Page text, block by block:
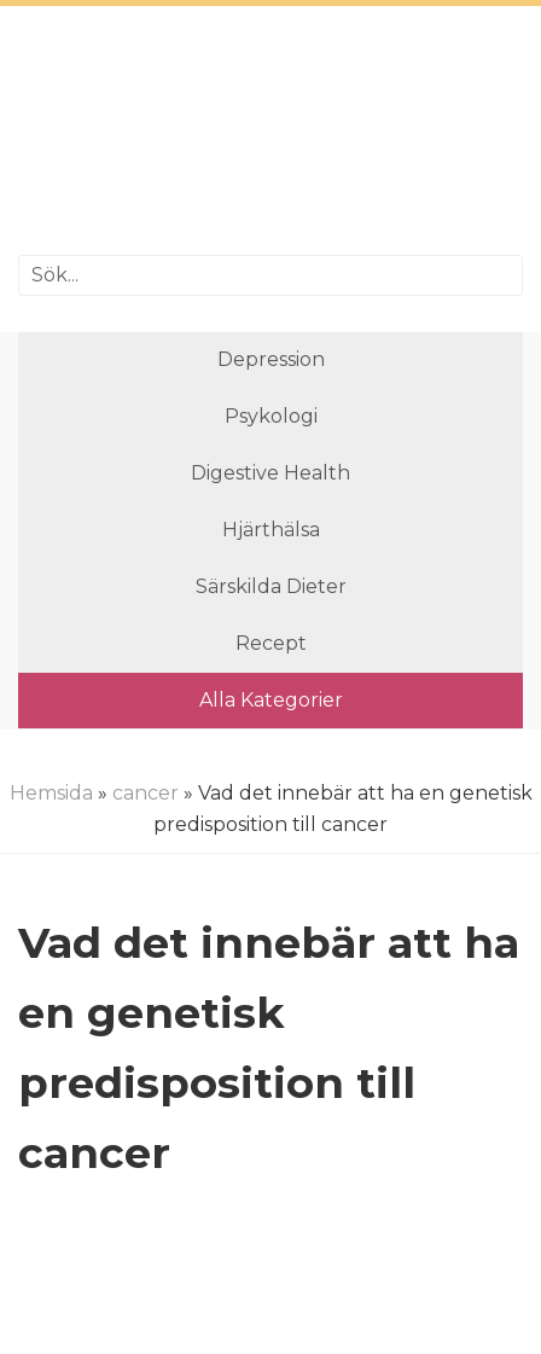
Depression
Psykologi
Digestive Health
Hjärthälsa
Särskilda Dieter
Recept
Alla Kategorier
Hemsida » cancer » Vad det innebär att ha en genetisk
predisposition till cancer
Vad det innebär att ha
en genetisk
predisposition till
cancer